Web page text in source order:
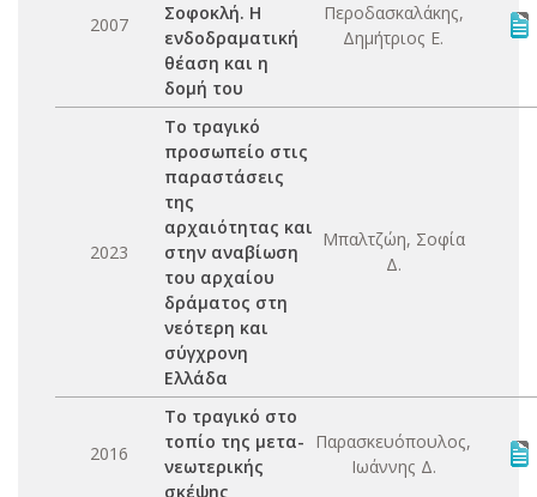
2007
Σοφοκλή. Η
ενδοδραματική
θέαση και η
δομή του
Περοδασκαλάκης,
Δημήτριος Ε.
2023
Το τραγικό
προσωπείο στις
παραστάσεις
της
αρχαιότητας και
στην αναβίωση
του αρχαίου
δράματος στη
νεότερη και
σύγχρονη
Ελλάδα
Μπαλτζώη, Σοφία
Δ.
2016
Το τραγικό στο
τοπίο της μετα-
νεωτερικής
σκέψης
Παρασκευόπουλος,
Ιωάννης Δ.